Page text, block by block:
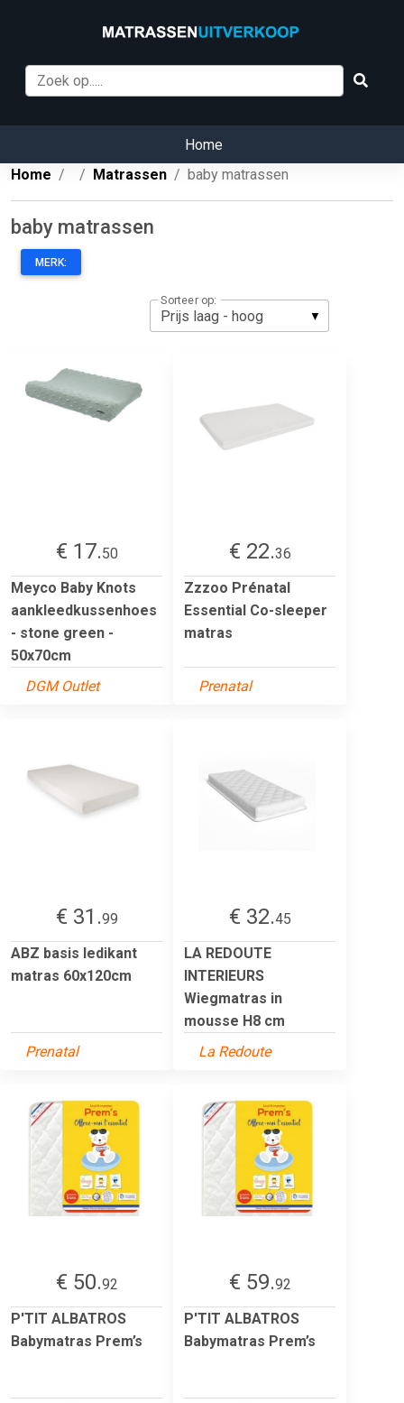
Home
Home
Matrassen baby matrassen
baby matrassen
MERK:
Sorteer op:
€ 17.50
Meyco Baby Knots
aankleedkussenhoes
- stone green -
50x70cm
DGM Outlet
€ 22.36
Zzzoo Prénatal
Essential Co-sleeper
matras
Prenatal
€ 31.99
ABZ basis ledikant
matras 60x120cm
Prenatal
€ 32.45
LA REDOUTE
INTERIEURS
Wiegmatras in
mousse H8 cm
La Redoute
€ 50.92
P'TIT ALBATROS
Babymatras Prem’s
€ 59.92
P'TIT ALBATROS
Babymatras Prem’s